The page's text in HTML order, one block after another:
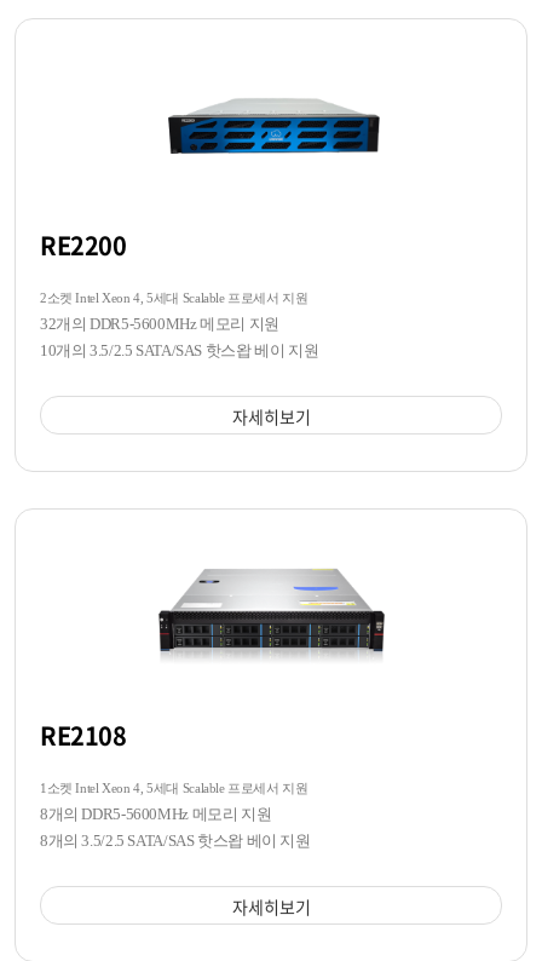
RE2200
2소켓 Intel Xeon 4, 5세대 Scalable 프로세서 지원
32개의 DDR5-5600MHz 메모리 지원
10개의 3.5/2.5 SATA/SAS 핫스왑 베이 지원
자세히보기
RE2108
1소켓 Intel Xeon 4, 5세대 Scalable 프로세서 지원
8개의 DDR5-5600MHz 메모리 지원
8개의 3.5/2.5 SATA/SAS 핫스왑 베이 지원
자세히보기